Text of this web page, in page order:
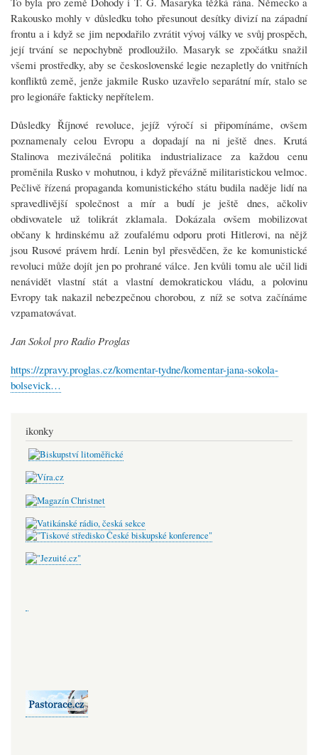
Rakousko mohly v důsledku toho přesunout desítky divizí na západní
frontu a i když se jim nepodařilo zvrátit vývoj války ve svůj prospěch,
její trvání se nepochybně prodloužilo. Masaryk se zpočátku snažil
všemi prostředky, aby se československé legie nezapletly do vnitřních
konfliktů země, jenže jakmile Rusko uzavřelo separátní mír, stalo se
pro legionáře fakticky nepřítelem.
Důsledky Říjnové revoluce, jejíž výročí si připomínáme, ovšem
poznamenaly celou Evropu a dopadají na ni ještě dnes. Krutá
Stalinova meziválečná politika industrializace za každou cenu
proměnila Rusko v mohutnou, i když převážně militaristickou velmoc.
Pečlivě řízená propaganda komunistického státu budila naděje lidí na
spravedlivější společnost a mír a budí je ještě dnes, ačkoliv
obdivovatele už tolikrát zklamala. Dokázala ovšem mobilizovat
občany k hrdinskému až zoufalému odporu proti Hitlerovi, na nějž
jsou Rusové právem hrdí. Lenin byl přesvědčen, že ke komunistické
revoluci může dojít jen po prohrané válce. Jen kvůli tomu ale učil lidi
nenávidět vlastní stát a vlastní demokratickou vládu, a polovinu
Evropy tak nakazil nebezpečnou chorobou, z níž se sotva začínáme
vzpamatovávat.
Jan Sokol pro Radio Proglas
https://zpravy.proglas.cz/komentar-tydne/komentar-jana-sokola-
bolsevick…
ikonky